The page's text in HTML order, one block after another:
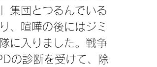
集団とつるんでいる
、喧嘩の後にはジミ
に入りました。戦争
の診断を受けて、除